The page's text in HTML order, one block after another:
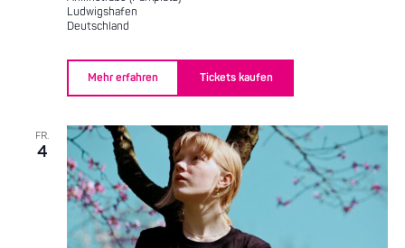
Ludwigshafen
Deutschland
Mehr erfahren Tickets kaufen
FR.
4